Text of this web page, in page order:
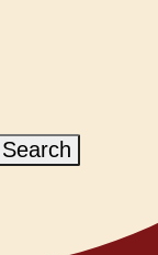
Search